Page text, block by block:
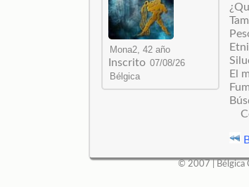
Inscrito
El
© 2007 | Bélgica